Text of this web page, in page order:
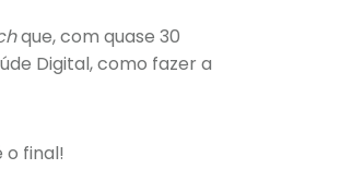
que, com quase 30
Digital, como fazer a
final!